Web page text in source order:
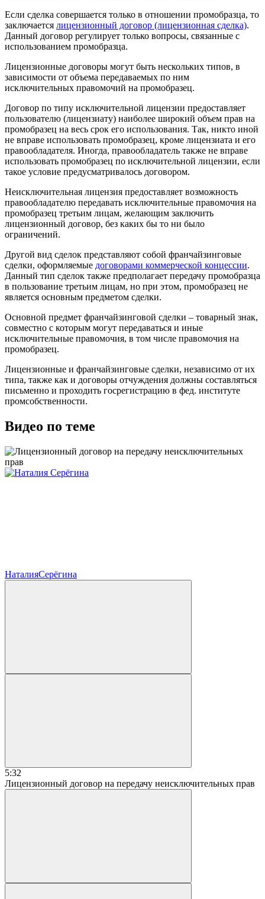
Если сделка совершается только в отношении промобразца, то
заключается лицензионный договор (лицензионная сделка).
Данный договор регулирует только вопросы, связанные с
использованием промобразца.
Лицензионные договоры могут быть нескольких типов, в
зависимости от объема передаваемых по ним
исключительных правомочий на промобразец.
Договор по типу исключительной лицензии предоставляет
пользователю (лицензиату) наиболее широкий объем прав на
промобразец на весь срок его использования. Так, никто иной
не вправе использовать промобразец, кроме лицензиата и его
правообладателя. Иногда, правообладатель также не вправе
использовать промобразец по исключительной лицензии, если
такое условие предусматривалось договором.
Неисключительная лицензия предоставляет возможность
правообладателю передавать исключительные правомочия на
промобразец третьим лицам, желающим заключить
лицензионный договор, без каких бы то ни было
ограничений.
Другой вид сделок представляют собой франчайзинговые
сделки, оформляемые договорами коммерческой концессии.
Данный тип сделок также предполагает передачу промобразца
в пользование третьим лицам, но при этом, промобразец не
является основным предметом сделки.
Основной предмет франчайзинговой сделки – товарный знак,
совместно с которым могут передаваться и иные
исключительные правомочия, в том числе правомочия на
промобразец.
Лицензионные и франчайзинговые сделки, независимо от их
типа, также как и договоры отчуждения должны составляться
письменно и проходить госрегистрацию в фед. институте
промсобственности.
Видео по теме
НаталияСерёгина
5:32
Лицензионный договор на передачу неисключительных прав